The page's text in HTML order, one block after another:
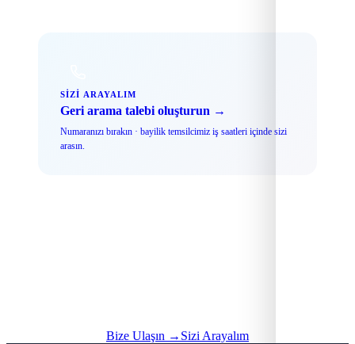
SIZI ARAYALIM
Geri arama talebi oluşturun →
Numaranızı bırakın · bayilik temsilcimiz iş saatleri içinde sizi
arasın.
Bize Ulaşın → Sizi Arayalım